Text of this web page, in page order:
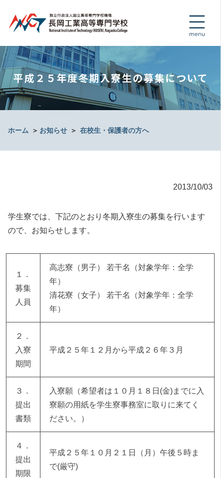
平成２５年度冬期入寮生の募集について
ホーム ＞ お知らせ ＞ 在校生・保護者の方へ
2013/10/03
学生寮では、下記のとおり冬期入寮生の募集を行います
ので、お知らせします。
１．
募集
人員
高志寮（男子） 若干名（対象学年：全学
年）
清花寮（女子） 若干名（対象学年：全学
年）
２．
入寮
期間
平成２５年１２月から平成２６年３月
３．
提出
書類
入寮願（希望者は１０月１８日(金)までに入
寮願の用紙を学生寮事務室に取りに来てく
ださい。）
４．
提出
期限
平成２５年１０月２１日（月）午後５時ま
で(厳守)